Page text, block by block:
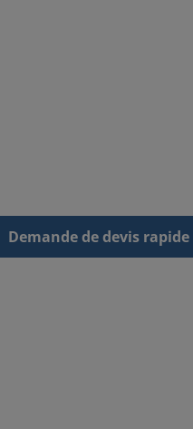
Demande de devis rapide